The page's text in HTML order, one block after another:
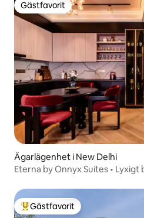
Gästfavorit
Gästfavorit
Ägarlägenhet i New Delhi
Eterna by Onnyx Suites •
Populär gästfavorit
Gästfavorit